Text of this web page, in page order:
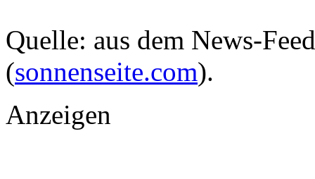
Quelle: aus dem News-
(sonnenseite.com).
Anzeigen